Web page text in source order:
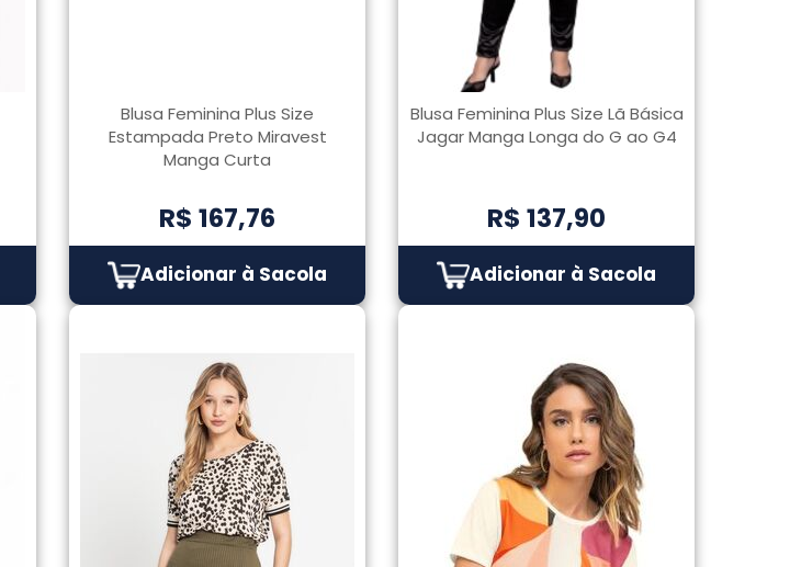
Blusa Feminina Plus Size
Estampada Preto Miravest
Manga Curta
R$ 167,76
Adicionar à Sacola
Blusa Feminina Plus Size Lã Básica
Jagar Manga Longa do G ao G4
R$ 137,90
Adicionar à Sacola